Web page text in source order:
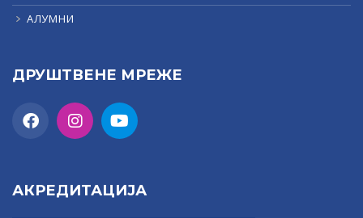
АЛУМНИ
ДРУШТВЕНЕ МРЕЖЕ
АКРЕДИТАЦИЈА